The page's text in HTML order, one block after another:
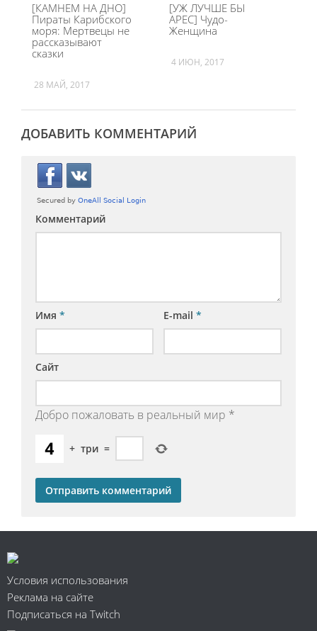
[КАМНЕМ НА ДНО]
Пираты Карибского
моря: Мертвецы не
рассказывают
сказки
28 МАЙ, 2017
[УЖ ЛУЧШЕ БЫ
АРЕС] Чудо-
Женщина
4 ИЮН, 2017
ДОБАВИТЬ КОММЕНТАРИЙ
Комментарий
Имя * E-mail *
Сайт
Добро пожаловать в реальный мир *
+ три =
Условия использования
Реклама на сайте
Подписаться на Twitch